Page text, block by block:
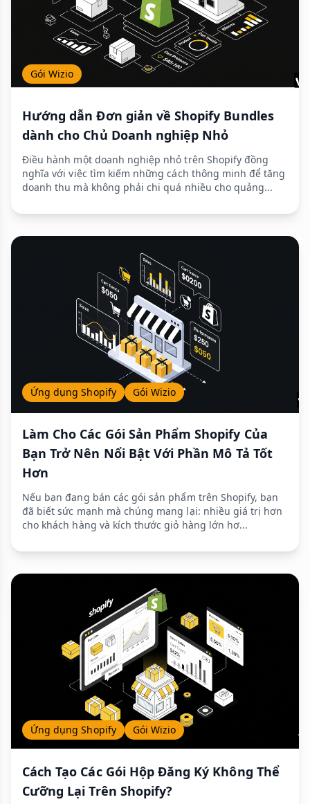
Gói Wizio
Hướng dẫn Đơn giản về Shopify Bundles
dành cho Chủ Doanh nghiệp Nhỏ
Điều hành một doanh nghiệp nhỏ trên Shopify đồng
nghĩa với việc tìm kiếm những cách thông minh để tăng
doanh thu mà không phải chi quá nhiều cho quảng...
Ứng dụng Shopify Gói Wizio
Làm Cho Các Gói Sản Phẩm Shopify Của
Bạn Trở Nên Nổi Bật Với Phần Mô Tả Tốt
Hơn
Nếu bạn đang bán các gói sản phẩm trên Shopify, bạn
đã biết sức mạnh mà chúng mang lại: nhiều giá trị hơn
cho khách hàng và kích thước giỏ hàng lớn hơ...
Ứng dụng Shopify Gói Wizio
Cách Tạo Các Gói Hộp Đăng Ký Không Thể
Cưỡng Lại Trên Shopify?